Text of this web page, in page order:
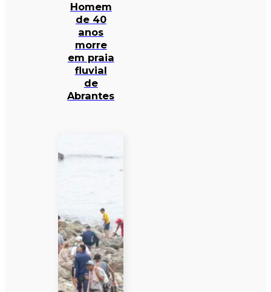
Homem
de 40
anos
morre
em praia
fluvial
de
Abrantes